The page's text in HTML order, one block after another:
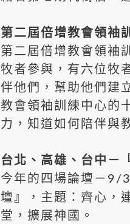
第二屆倍增教會領袖
第二屆倍增教會領袖
牧者參與，有六位牧
伴他們，幫助他們建
教會領袖訓練中心的
力，知道如何陪伴與
台北、高雄、台中－
今年的四場論壇－9/
壇』，主題： 齊心，
堂，擴展神國。